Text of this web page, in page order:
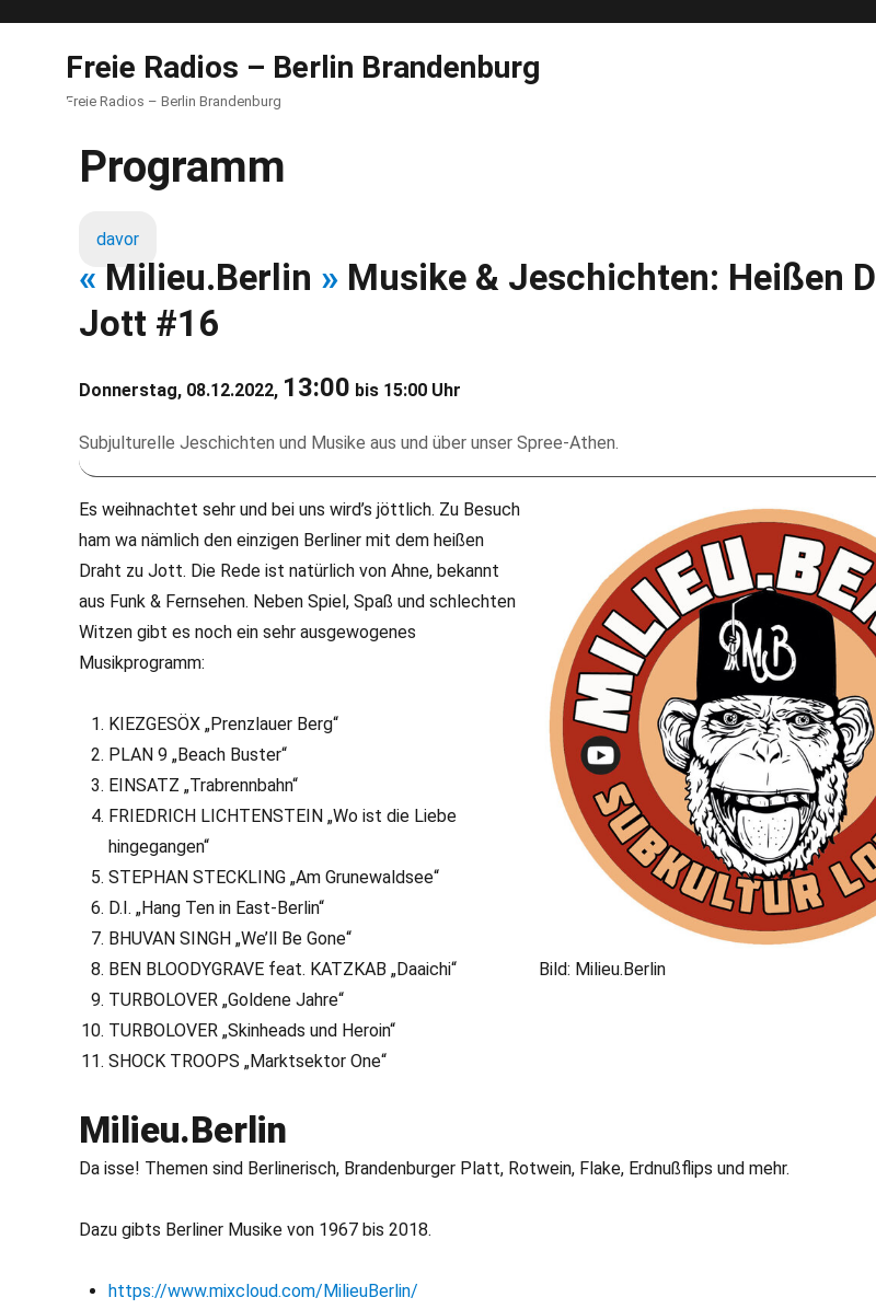
Freie Radios – Berlin Brandenburg
Freie Radios – Berlin Brandenburg
Programm
davor
« Milieu.Berlin » Musike & Jeschichten: Heißen
Jott #16
Donnerstag, 08.12.2022, 13:00 bis 15:00 Uhr
Subjulturelle Jeschichten und Musike aus und über unser Spree-Athen.
Bild: Milieu.Berlin
Es weihnachtet sehr und bei uns wird’s jöttlich. Zu Besuch
ham wa nämlich den einzigen Berliner mit dem heißen
Draht zu Jott. Die Rede ist natürlich von Ahne, bekannt
aus Funk & Fernsehen. Neben Spiel, Spaß und schlechten
Witzen gibt es noch ein sehr ausgewogenes
Musikprogramm:
KIEZGESÖX „Prenzlauer Berg“
PLAN 9 „Beach Buster“
EINSATZ „Trabrennbahn“
FRIEDRICH LICHTENSTEIN „Wo ist die Liebe
hingegangen“
STEPHAN STECKLING „Am Grunewaldsee“
D.I. „Hang Ten in East-Berlin“
BHUVAN SINGH „We’ll Be Gone“
BEN BLOODYGRAVE feat. KATZKAB „Daaichi“
TURBOLOVER „Goldene Jahre“
TURBOLOVER „Skinheads und Heroin“
SHOCK TROOPS „Marktsektor One“
Milieu.Berlin
Da isse! Themen sind Berlinerisch, Brandenburger Platt, Rotwein, Flake, Erdnußflips und mehr.
Dazu gibts Berliner Musike von 1967 bis 2018.
https://www.mixcloud.com/MilieuBerlin/